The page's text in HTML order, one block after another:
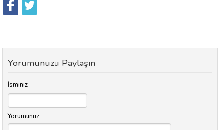
Yorumunuzu Paylaşın
İsminiz
Yorumunuz